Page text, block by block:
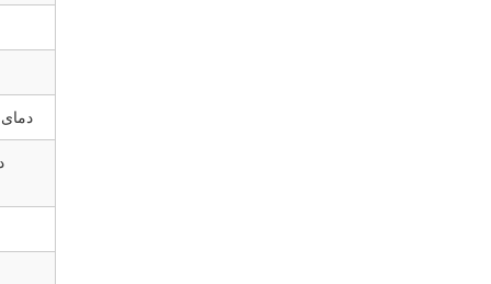
دمای